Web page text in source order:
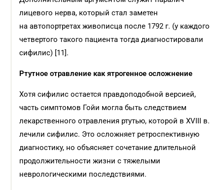
лицевого нерва, который стал заметен
на автопортретах живописца после 1792 г. (у каждого
четвертого такого пациента тогда диагностировали
сифилис) [11].
Ртутное отравление как ятрогенное осложнение
Хотя сифилис остается правдоподобной версией,
часть симптомов Гойи могла быть следствием
лекарственного отравления ртутью, которой в XVIII в.
лечили сифилис. Это осложняет ретроспективную
диагностику, но объясняет сочетание длительной
продолжительности жизни с тяжелыми
неврологическими последствиями.